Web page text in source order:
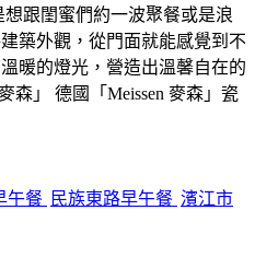
跟閨蜜們約一波聚餐或是浪
築外觀，從門面就能感覺到不
暖的燈光，營造出溫馨自在的
森」 德國「Meissen 麥森」瓷
午餐 民族東路早午餐 濱江市